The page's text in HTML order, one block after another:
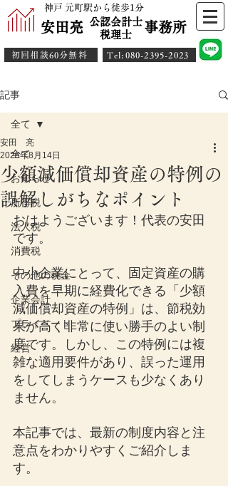
神戸 元町駅から徒歩1分
安田亮 事務所
公認会計士
​税理士
初回相談60分無料 ​Tel:080-2395-2023
記事
全て
お知らせ
所得税
法人税
消費税
その他の税金
企業会計
プライベート
経営
全て
少額減価償却資産の特例の
誤解しがちなポイント
安田 亮
2025年8月14日
おはようございます！代表の安田
です。
中小企業にとって、固定資産の購
入費を早期に経費化できる「少額
減価償却資産の特例」は、節税効
果が高く非常に使い勝手のよい制
度です。しかし、この特例には複
雑な適用要件があり、誤った運用
をしてしまうケースも少なくあり
ません。
本記事では、最新の制度内容と注
意点をわかりやすくご紹介しま
す。